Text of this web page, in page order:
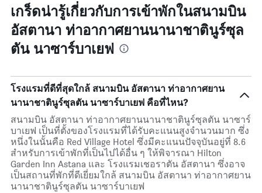
เกร็ดน่ารู้เกี่ยวกับการเข้าพักในสนามบิน
อัสตานา ท่าอากาศยานนานาชาตินูร์ซุล
ตัน นาซาร์บาเยฟ
โรงแรมที่ดีที่สุดใกล้ สนามบิน อัสตานา ท่าอากาศยาน
นานาชาตินูร์ซุลตัน นาซาร์บาเยฟ คือที่ไหน?
สนามบิน อัสตานา ท่าอากาศยานนานาชาตินูร์ซุลตัน นาซาร์
บาเยฟ เป็นที่ตั้งของโรงแรมที่ได้รับคะแนนสูงจำนวนมาก ซึ่ง
หนึ่งในนั้นคือ Red Village Hotel ซึ่งมีคะแนนปัจจุบันอยู่ที่ 8.6
สำหรับการเข้าพักที่เป็นไปได้อื่น ๆ ให้พิจารณา Hilton
Garden Inn Astana และ โรงแรมเชอราตัน อัสตานา ซึ่งอาจ
เป็นสถานที่พักที่ดีเยี่ยมใกล้ สนามบิน อัสตานา ท่าอากาศยาน
นานาชาตินูร์ซุลตัน นาซาร์บาเยฟ